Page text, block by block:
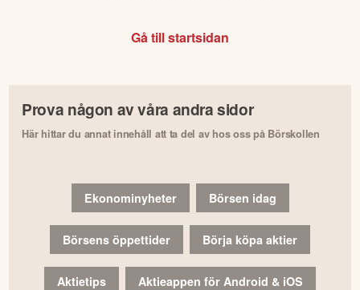
Gå till startsidan
Prova någon av våra andra sidor
Här hittar du annat innehåll att ta del av hos oss på Börskollen
Ekonominyheter Börsen idag
Börsens öppettider Börja köpa aktier
Aktietips Aktieappen för Android & iOS